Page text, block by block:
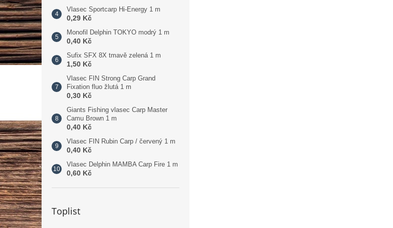
Vlasec Sportcarp Hi-Energy 1 m
0,29 Kč
Monofil Delphin TOKYO modrý 1 m
0,40 Kč
Sufix SFX 8X tmavě zelená 1 m
1,50 Kč
Vlasec FIN Strong Carp Grand
Fixation fluo žlutá 1 m
0,30 Kč
Giants Fishing vlasec Carp Master
Camu Brown 1 m
0,40 Kč
Vlasec FIN Rubin Carp / červený 1 m
0,40 Kč
Vlasec Delphin MAMBA Carp Fire 1 m
0,60 Kč
Toplist